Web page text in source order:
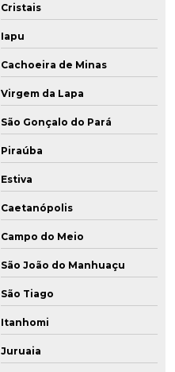
Cristais
Iapu
Cachoeira de Minas
Virgem da Lapa
São Gonçalo do Pará
Piraúba
Estiva
Caetanópolis
Campo do Meio
São João do Manhuaçu
São Tiago
Itanhomi
Juruaia